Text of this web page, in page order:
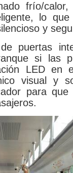
frío/
lo
y
puertas
si las
LED en
visual y
para que